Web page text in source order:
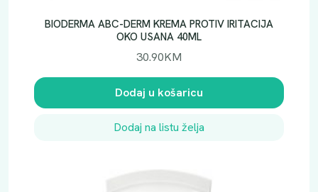
BIODERMA ABC-DERM KREMA PROTIV IRITACIJA
OKO USANA 40ML
30.90KM
Dodaj u košaricu
Dodaj na listu želja